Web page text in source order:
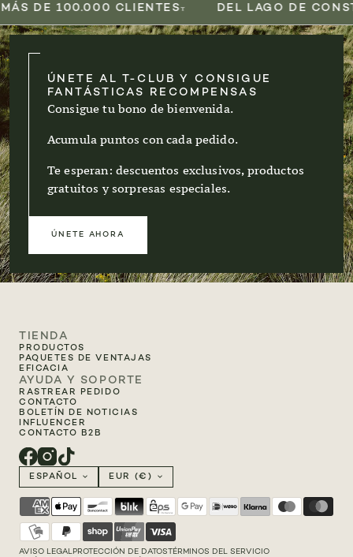
100.000 CLIENTES DEL LAGO DE
ÚNETE AL T-CLUB Y CONSIGUE
FANTÁSTICAS RECOMPENSAS
Consigue tu bono de bienvenida.
Acumula puntos con cada pedido.
Te esperan: descuentos exclusivos, productos
gratuitos y sorpresas especiales.
ÚNETE AHORA
TIENDA
PRODUCTOS
PAQUETES DE VENTAJAS
EFICACIA
AYUDA Y SOPORTE
RASTREAR PEDIDO
CONTACTO
BOLETÍN DE NOTICIAS
INFLUENCER
CONTACTO B2B
ESPAÑOL EUR (€)
AVISO LEGALPROTECCIÓN DE DATOSTÉRMINOS DEL SERVICIO